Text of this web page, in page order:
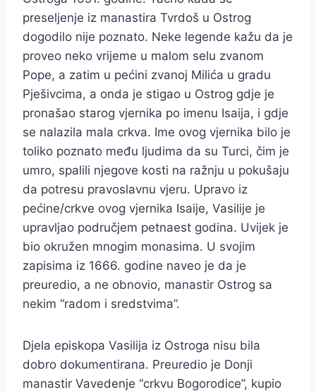
preseljenje iz manastira Tvrdoš u Ostrog
dogodilo nije poznato. Neke legende kažu da je
proveo neko vrijeme u malom selu zvanom
Pope, a zatim u pećini zvanoj Milića u gradu
Pješivcima, a onda je stigao u Ostrog gdje je
pronašao starog vjernika po imenu Isaija, i gdje
se nalazila mala crkva. Ime ovog vjernika bilo je
toliko poznato među ljudima da su Turci, čim je
umro, spalili njegove kosti na ražnju u pokušaju
da potresu pravoslavnu vjeru. Upravo iz
pećine/crkve ovog vjernika Isaije, Vasilije je
upravljao područjem petnaest godina. Uvijek je
bio okružen mnogim monasima. U svojim
zapisima iz 1666. godine naveo je da je
preuredio, a ne obnovio, manastir Ostrog sa
nekim “radom i sredstvima”.
Djela episkopa Vasilija iz Ostroga nisu bila
dobro dokumentirana. Preuredio je Donji
manastir Vavedenje “crkvu Bogorodice”, kupio